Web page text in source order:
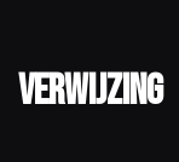
Verwijzing